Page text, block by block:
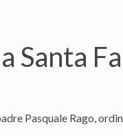
Santa
Pasquale Rago,